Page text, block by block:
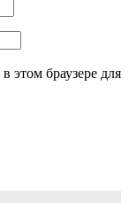
этом браузере для